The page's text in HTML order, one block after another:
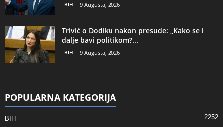
BIH 9 Augusta, 2026
Trivić o Dodiku nakon presude: „Kako se i
dalje bavi politikom?...
BIH 9 Augusta, 2026
POPULARNA KATEGORIJA
BIH 2252